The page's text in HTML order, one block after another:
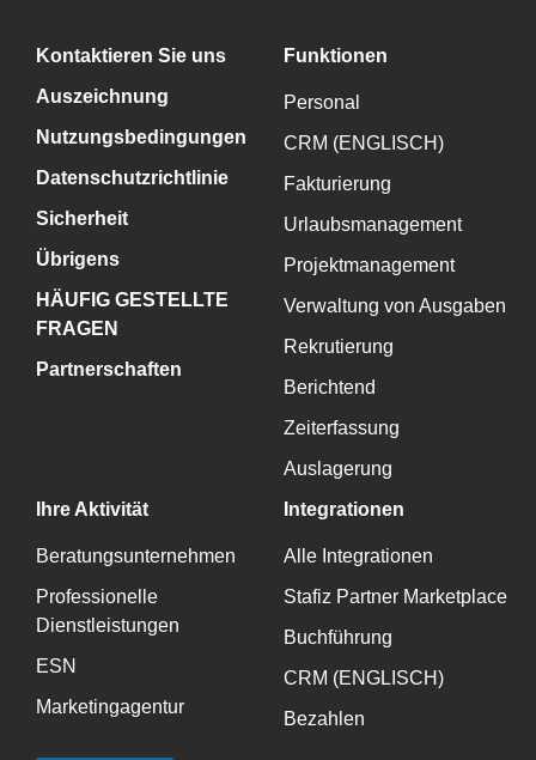
Kontaktieren Sie uns
Auszeichnung
Nutzungsbedingungen
Datenschutzrichtlinie
Sicherheit
Übrigens
HÄUFIG GESTELLTE
FRAGEN
Partnerschaften
Funktionen
Personal
CRM (ENGLISCH)
Fakturierung
Urlaubsmanagement
Projektmanagement
Verwaltung von Ausgaben
Rekrutierung
Berichtend
Zeiterfassung
Auslagerung
Ihre Aktivität
Beratungsunternehmen
Professionelle
Dienstleistungen
ESN
Marketingagentur
Integrationen
Alle Integrationen
Stafiz Partner Marketplace
Buchführung
CRM (ENGLISCH)
Bezahlen